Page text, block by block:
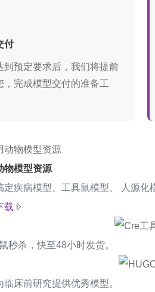
付
到预定要求后，我们将提前
，完成模型交付的准备工
物模型资源
定疾病模型、工具鼠模型、 人源化
载
秒杀，快至48小时发货。
床前研究提供优秀模型。